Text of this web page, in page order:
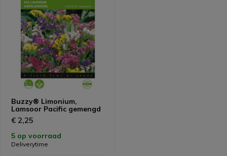
Buzzy® Limonium,
Lamsoor Pacific gemengd
€ 2,25
5 op voorraad
Deliverytime